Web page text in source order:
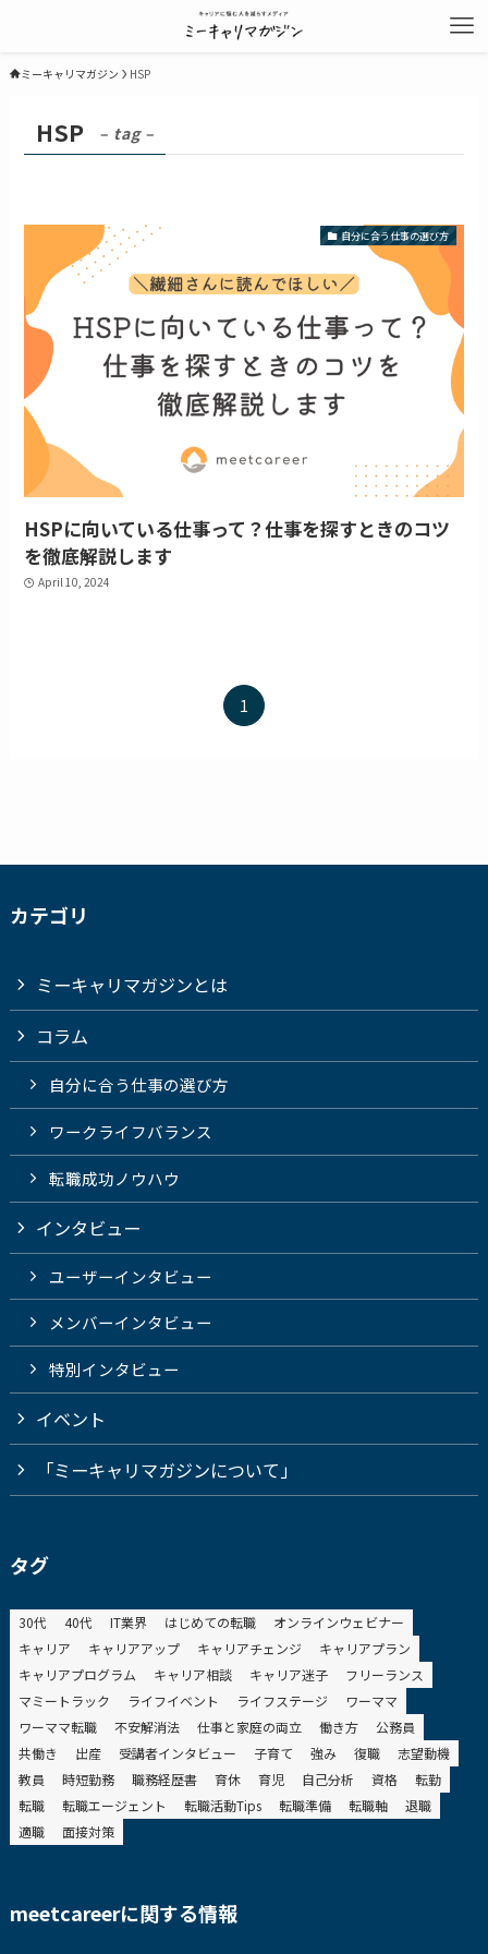
ミーキャリマガジン HSP
HSP – tag –
自分に合う仕事の選び方
HSPに向いている仕事って？仕事を探すときのコツ
を徹底解説します
April 10, 2024
1
カテゴリ
ミーキャリマガジンとは
コラム
自分に合う仕事の選び方
ワークライフバランス
転職成功ノウハウ
インタビュー
ユーザーインタビュー
メンバーインタビュー
特別インタビュー
イベント
「ミーキャリマガジンについて」
タグ
30代 40代 IT業界 はじめての転職
オンラインウェビナー
キャリア
キャリアアップ キャリアチェンジ
キャリアプラン
キャリアプログラム
キャリア相談 キャリア迷子
フリーランス
マミートラック
ライフイベント ライフステージ
ワーママ
ワーママ転職
不安解消法 仕事と家庭の両立 働き方
公務員
共働き
出産 受講者インタビュー 子育て 強み 復職
志望動機
教員
時短勤務 職務経歴書 育休 育児 自己分析 資格
転勤
転職
転職エージェント 転職活動Tips 転職準備 転職軸
退職
適職
面接対策
meetcareerに関する情報